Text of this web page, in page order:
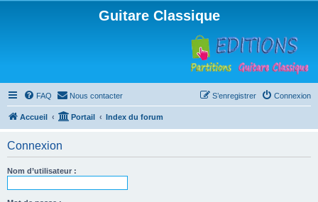
Guitare Classique
FAQ Nous contacter Connexion
S’enregistrer
Accueil Portail Index du forum
Connexion
Nom d’utilisateur :